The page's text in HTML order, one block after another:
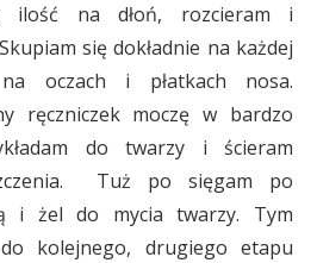
ilość na dłoń, rozcieram i
się dokładnie na każdej
oczach i płatkach nosa.
ręczniczek moczę w bardzo
do twarzy i ścieram
Tuż po sięgam po
i żel do mycia twarzy. Tym
kolejnego, drugiego etapu